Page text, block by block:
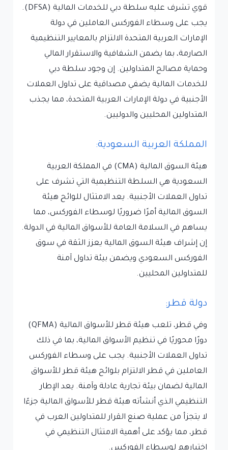
قوي تشرف عليه سلطة دبي للخدمات المالية (DFSA).
يجب على وسطاء الفوركس العاملين في دولة
الإمارات العربية المتحدة الالتزام بالمعايير التنظيمية
الصارمة، بما يضمن الشفافية والاستقرار المالي
وحماية مصالح المتداولين. إن وجود سلطة دبي
للخدمات المالية يضفي مصداقية على تداول العملات
الأجنبية في دولة الإمارات العربية المتحدة، مما يجذب
المتداولين المحليين والدوليين.
المملكة العربية السعودية:
هيئة السوق المالية (CMA) في المملكة العربية
السعودية هي السلطة التنظيمية التي تشرف على
تداول العملات الأجنبية. يعد الامتثال للوائح هيئة
السوق المالية أمرًا ضروريًا لوسطاء الفوركس، مما
يساهم في السلامة العامة للأسواق المالية في الدولة.
إن إشراف هيئة السوق المالية يعزز الثقة في سوق
الفوركس السعودي ويضمن بيئة تداول آمنة
للمتداولين المحليين.
دولة قطر:
وفي قطر، تلعب هيئة قطر للأسواق المالية (QFMA)
دورًا محوريًا في تنظيم الأسواق المالية، بما في ذلك
تداول العملات الأجنبية. يجب على وسطاء الفوركس
العاملين في قطر الالتزام بلوائح هيئة قطر للأسواق
المالية لضمان بيئة تجارية عادلة وآمنة. يعد الإطار
التنظيمي الذي أنشأته هيئة قطر للأسواق المالية جزءًا
لا يتجزأ من عملية صنع القرار للمتداولين العرب في
قطر، مما يؤكد على أهمية الامتثال التنظيمي في
اختيارهم لوسطاء الفوركس.